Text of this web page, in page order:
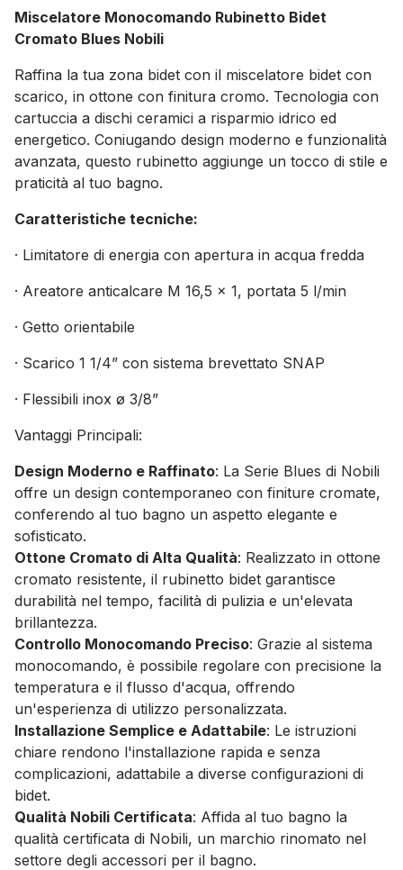
Miscelatore Monocomando Rubinetto Bidet
Cromato Blues Nobili
Raffina la tua zona bidet con il miscelatore bidet con
scarico, in ottone con finitura cromo. Tecnologia con
cartuccia a dischi ceramici a risparmio idrico ed
energetico. Coniugando design moderno e funzionalità
avanzata, questo rubinetto aggiunge un tocco di stile e
praticità al tuo bagno.
Caratteristiche tecniche:
· Limitatore di energia con apertura in acqua fredda
· Areatore anticalcare M 16,5 x 1, portata 5 l/min
· Getto orientabile
· Scarico 1 1/4” con sistema brevettato SNAP
· Flessibili inox ø 3/8”
Vantaggi Principali:
Design Moderno e Raffinato: La Serie Blues di Nobili
offre un design contemporaneo con finiture cromate,
conferendo al tuo bagno un aspetto elegante e
sofisticato.
Ottone Cromato di Alta Qualità: Realizzato in ottone
cromato resistente, il rubinetto bidet garantisce
durabilità nel tempo, facilità di pulizia e un'elevata
brillantezza.
Controllo Monocomando Preciso: Grazie al sistema
monocomando, è possibile regolare con precisione la
temperatura e il flusso d'acqua, offrendo
un'esperienza di utilizzo personalizzata.
Installazione Semplice e Adattabile: Le istruzioni
chiare rendono l'installazione rapida e senza
complicazioni, adattabile a diverse configurazioni di
bidet.
Qualità Nobili Certificata: Affida al tuo bagno la
qualità certificata di Nobili, un marchio rinomato nel
settore degli accessori per il bagno.